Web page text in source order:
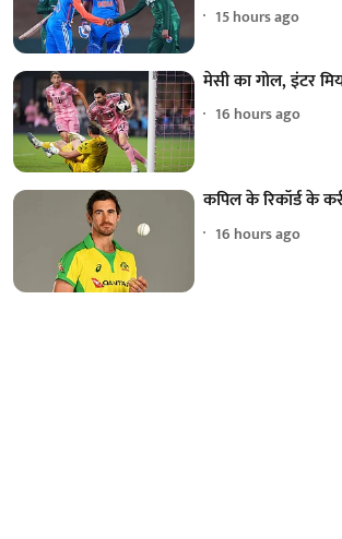
15 hours ago
मेसी का गोल, इंटर
16 hours ago
कपिल के रिकॉर्ड के
16 hours ago